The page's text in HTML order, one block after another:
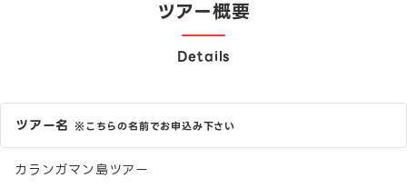
ツアー概要
Details
ツアー名 ※こちらの名前でお申込み下さい
カランガマン島ツアー